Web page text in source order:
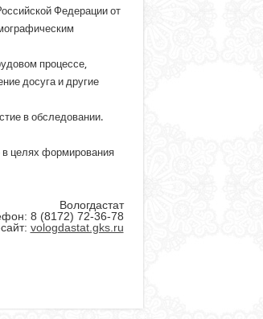
Федерации от
процессе,
досуга и другие
в обследовании.
в целях формирования
Вологдастат
8 (8172) 72-36-78
vologdastat.gks.ru